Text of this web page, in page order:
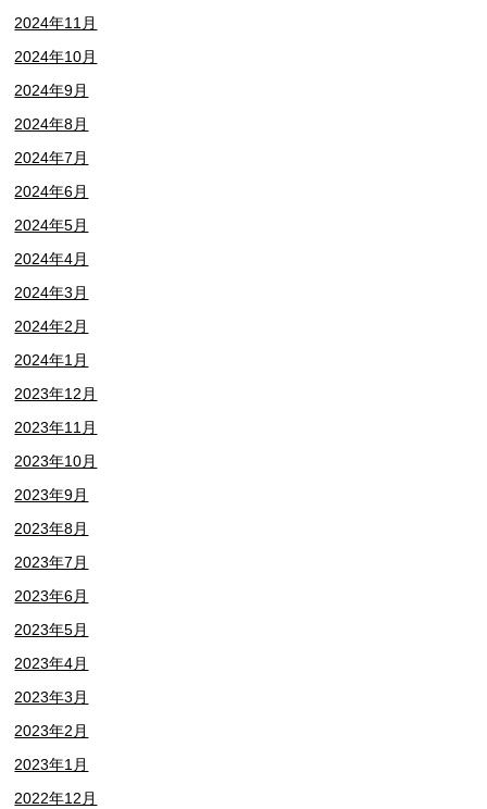
2024年11月
2024年10月
2024年9月
2024年8月
2024年7月
2024年6月
2024年5月
2024年4月
2024年3月
2024年2月
2024年1月
2023年12月
2023年11月
2023年10月
2023年9月
2023年8月
2023年7月
2023年6月
2023年5月
2023年4月
2023年3月
2023年2月
2023年1月
2022年12月